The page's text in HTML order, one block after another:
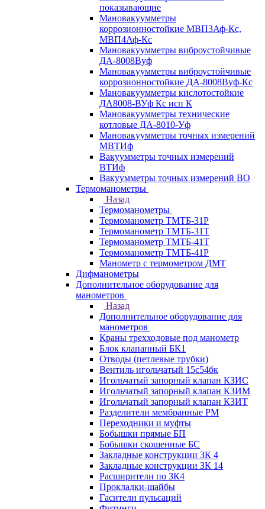
показывающие
Мановакуумметры
коррозионностойкие МВП3Аф-Кс,
МВП4Аф-Кс
Мановакуумметры виброустойчивые
ДА-8008Вуф
Мановакуумметры виброустойчивые
коррозионностойкие ДА-8008Вуф-Кс
Мановакуумметры кислотостойкие
ДА8008-ВУф Кс исп К
Мановакуумметры технические
котловые ДА-8010-Уф
Мановакуумметры точных измерений
МВТИф
Вакуумметры точных измерений
ВТИф
Вакуумметры точных измерений ВО
Термоманометры
Назад
Термоманометры
Термоманометр ТМТБ-31Р
Термоманометр ТМТБ-31Т
Термоманометр ТМТБ-41Т
Термоманометр ТМТБ-41Р
Манометр с термометром ДМТ
Дифманометры
Дополнительное оборудование для
манометров
Назад
Дополнительное оборудование для
манометров
Краны трехходовые под манометр
Блок клапанный БК1
Отводы (петлевые трубки)
Вентиль игольчатый 15с54бк
Игольчатый запорный клапан КЗИС
Игольчатый запорный клапан КЗИМ
Игольчатый запорный клапан КЗИТ
Разделители мембранные РМ
Переходники и муфты
Бобышки прямые БП
Бобышки скошенные БС
Закладные конструкции ЗК 4
Закладные конструкции ЗК 14
Расширители по ЗК4
Прокладки-шайбы
Гасители пульсаций